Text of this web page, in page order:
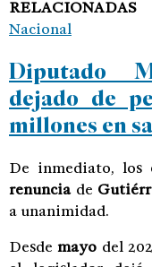
RELACIONADAS
Nacional
Diputado
dejado de
millones en
De inmediato, los
renunciade
a unanimidad.
Desdemayo del